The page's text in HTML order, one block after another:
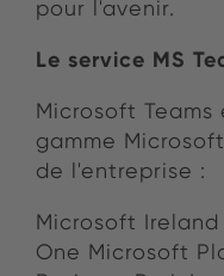
pour l'avenir.
Le service MS
Microsoft
gamme
de l'entreprise :
Microsoft
One Microsoft